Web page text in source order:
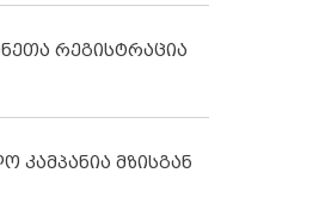
რეგისტრაცია
კამპანია მზისგან